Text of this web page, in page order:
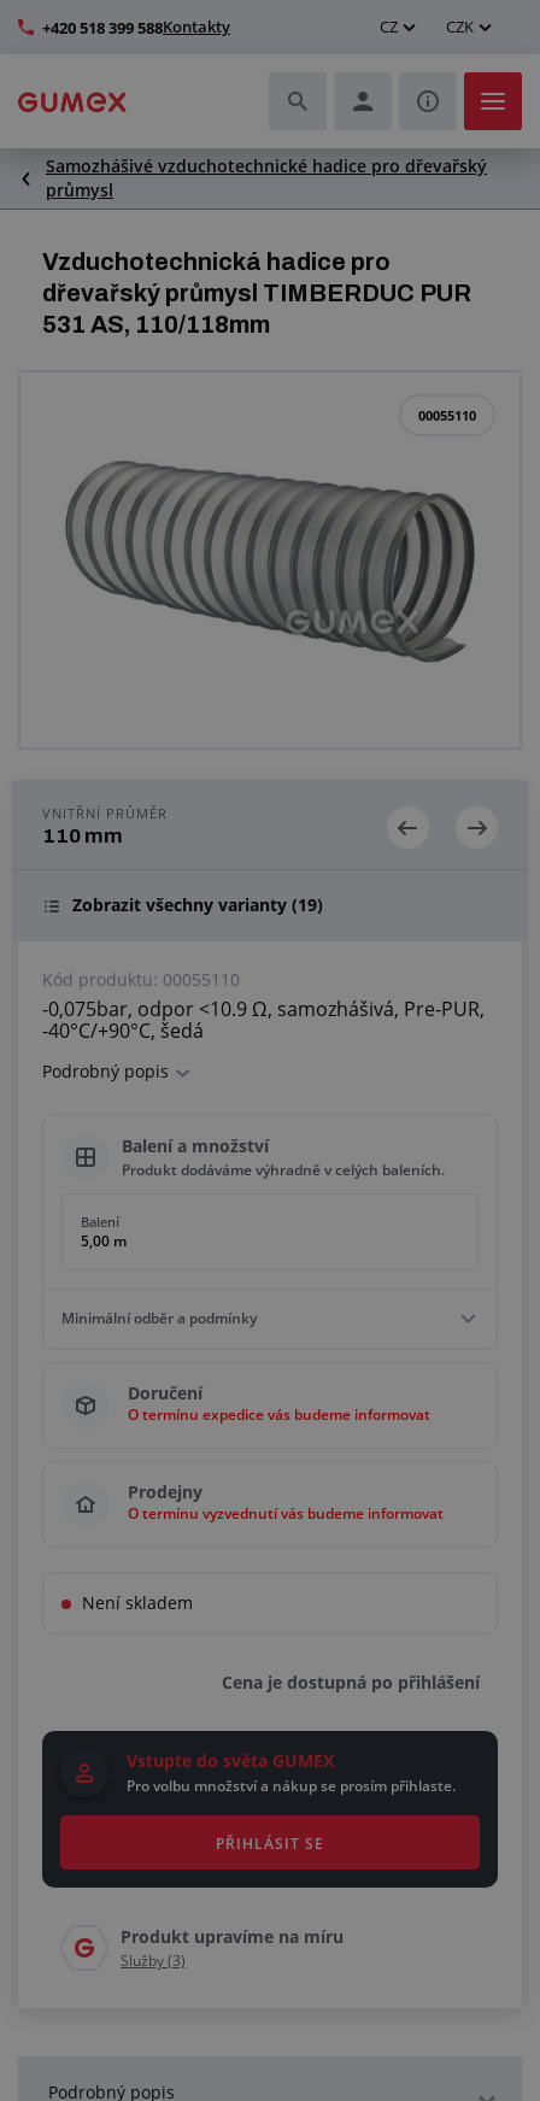
+420 518 399 588Kontakty CZ CZK
Hadice a jejich kompletace
Technické plasty
Další pryžové a plastové výrobky
Centrum poptávek
Samozhášivé vzduchotechnické hadice pro dřevařský
průmysl
Vzduchotechnická hadice pro
dřevařský průmysl TIMBERDUC PUR
531 AS, 110/118mm
00055110
VNITŘNÍ PRŮMĚR
110 mm
Zobrazit všechny varianty (19)
Kód produktu: 00055110
-0,075bar, odpor <10.9 Ω, samozhášivá, Pre-PUR,
-40°C/+90°C, šedá
Podrobný popis
Balení a množství
Produkt dodáváme výhradně v celých baleních.
Balení
5,00 m
Minimální odběr a podmínky
5,00 m
Násobky 5,00 m
Doručení
O termínu expedice vás budeme informovat
Prodejny
O termínu vyzvednutí vás budeme informovat
Není skladem
Cena je dostupná po přihlášení
Vstupte do světa GUMEX
Pro volbu množství a nákup se prosím přihlaste.
PŘIHLÁSIT SE
Produkt upravíme na míru
Služby (3)
Podrobný popis